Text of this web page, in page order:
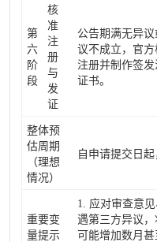
第
六
阶
段
核
准
注
册
与
发
证
公告期满无异议
议不成立，官方
注册并制作签发
证书。
整体预
估周期
（理想
情况）
自申请提交日起
重要变
量提示
1. 应对审查意
遇第三方异议，
可能增加数月